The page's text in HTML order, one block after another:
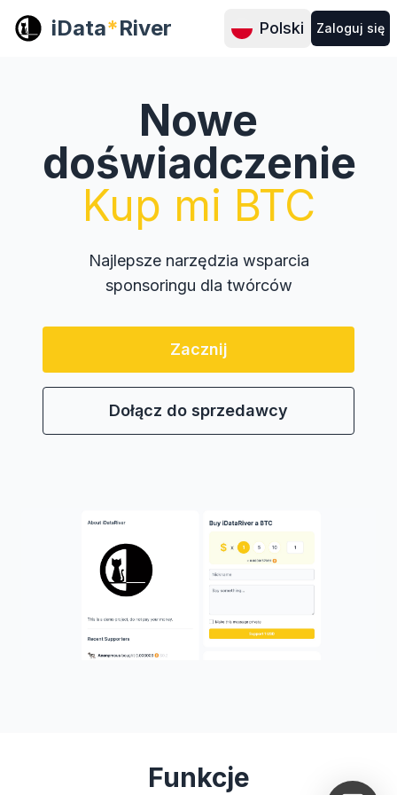
iData*River Polski Zaloguj się
Nowe
doświadczenie
Kup mi BTC
Najlepsze narzędzia wsparcia
sponsoringu dla twórców
Zacznij
Dołącz do sprzedawcy
Funkcje